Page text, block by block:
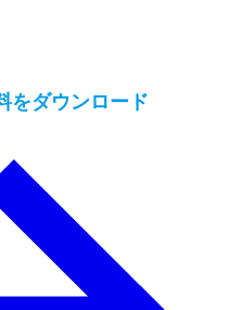
をダウンロード